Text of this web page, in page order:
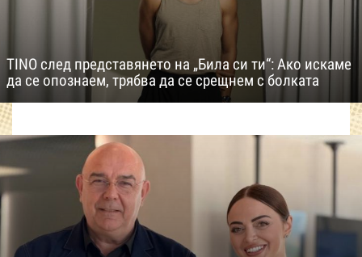
TINO след представянето на „Била си ти“: Ако искаме
да се опознаем, трябва да се срещнем с болката